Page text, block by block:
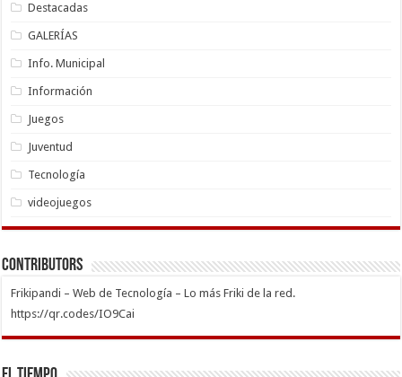
Destacadas
GALERÍAS
Info. Municipal
Información
Juegos
Juventud
Tecnología
videojuegos
Contributors
Frikipandi – Web de Tecnología – Lo más Friki de la red.
https://qr.codes/IO9Cai